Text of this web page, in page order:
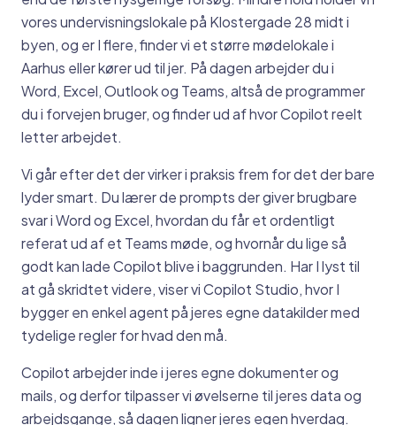
vores undervisningslokale på Klostergade 28 midt i
byen, og er I flere, finder vi et større mødelokale i
Aarhus eller kører ud til jer. På dagen arbejder du i
Word, Excel, Outlook og Teams, altså de programmer
du i forvejen bruger, og finder ud af hvor Copilot reelt
letter arbejdet.
Vi går efter det der virker i praksis frem for det der bare
lyder smart. Du lærer de prompts der giver brugbare
svar i Word og Excel, hvordan du får et ordentligt
referat ud af et Teams møde, og hvornår du lige så
godt kan lade Copilot blive i baggrunden. Har I lyst til
at gå skridtet videre, viser vi Copilot Studio, hvor I
bygger en enkel agent på jeres egne datakilder med
tydelige regler for hvad den må.
Copilot arbejder inde i jeres egne dokumenter og
mails, og derfor tilpasser vi øvelserne til jeres data og
arbejdsgange, så dagen ligner jeres egen hverdag.